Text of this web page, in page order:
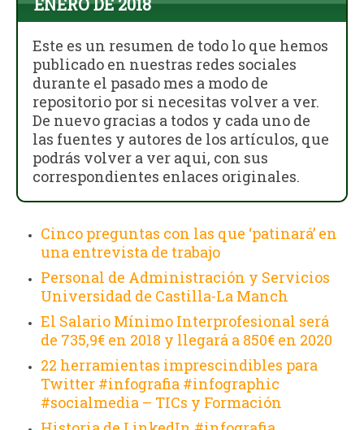
Este es un resumen de todo lo que hemos
publicado en nuestras redes sociales
durante el pasado mes a modo de
repositorio por si necesitas volver a ver.
De nuevo gracias a todos y cada uno de
las fuentes y autores de los artículos, que
podrás volver a ver aqui, con sus
correspondientes enlaces originales.
Cinco preguntas con las que ‘patinará’ en
una entrevista de trabajo
Personal de Administración y Servicios
Universidad de Castilla-La Manch
El Salario Mínimo Interprofesional será
de 735,9€ en 2018 y llegará a 850€ en 2020
22 herramientas imprescindibles para
Twitter #infografia #infographic
#socialmedia – TICs y Formación